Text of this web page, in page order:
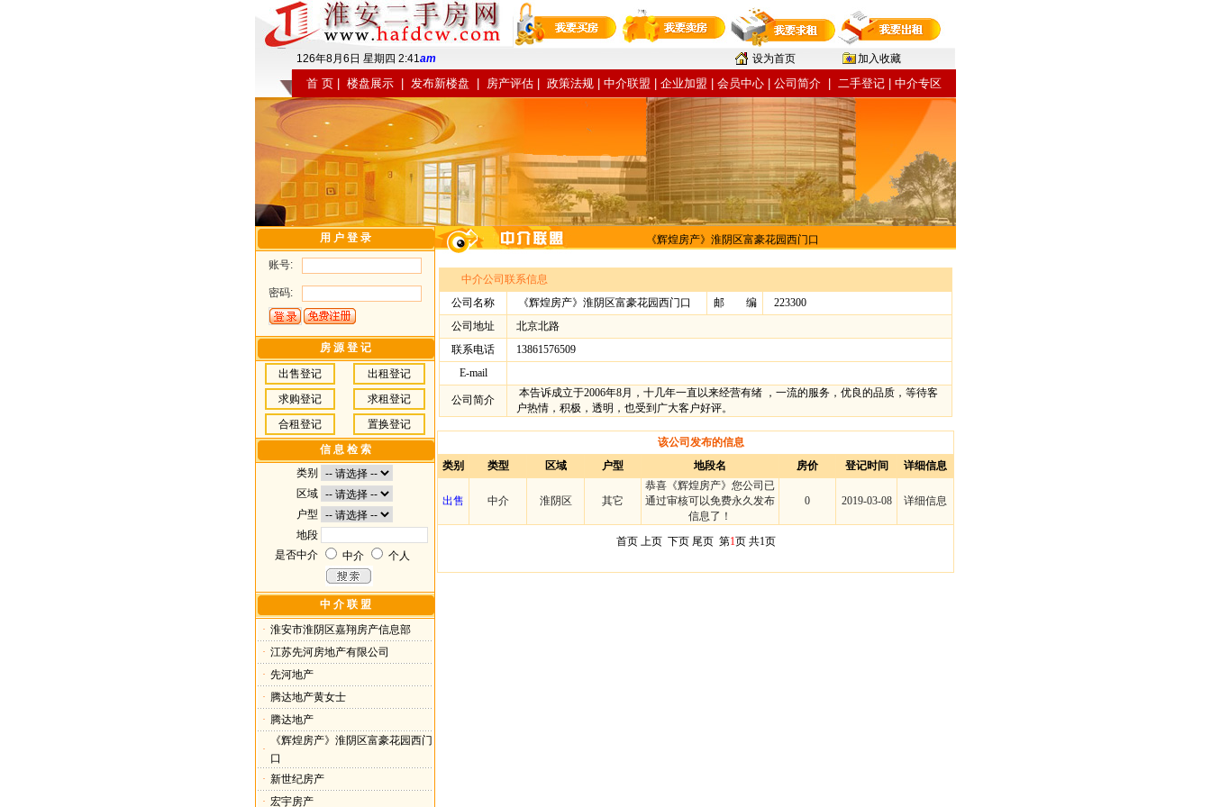
126年8月 6 日 星期四 2:41am 设为首页 加入收藏
首 页 楼盘展示 发布新楼盘 房产评估 政策法规 中介联盟 企业加盟 会员中心 公司简介 二手登记 中介专区
用 户 登 录
账号:
密码:
房 源 登 记
出售登记
出租登记
求购登记
求租登记
合租登记
置换登记
信 息 检 索
类别
区域
户型
地段
是否中介
中介 个人
中 介 联 盟
· 淮安市淮阴区嘉翔房产信息部
· 江苏先河房地产有限公司
· 先河地产
· 腾达地产黄女士
· 腾达地产
·
《辉煌房产》淮阴区富豪花园西门
口
· 新世纪房产
· 宏宇房产
《辉煌房产》淮阴区富豪花园西门口
中介公司联系信息
公司名称
《辉煌房产》淮阴区富豪花园西门口 邮 编
223300
公司地址
北京北路
联系电话
13861576509
E-mail
公司简介
本告诉成立于2006年8月，十几年一直以来经营有绪 ，一流的服务，优良的品质，等待客
户热情，积极，透明，也受到广大客户好评。
该公司发布的信息
类别
类型 区域 户型 地段名 房价 登记时间 详细信息
出售 中介 淮阴区 其它
恭喜《辉煌房产》您公司已
通过审核可以免费永久发布
信息了！
0 2019-03-08 详细信息
首页 上页 下页 尾页第1页 共1页